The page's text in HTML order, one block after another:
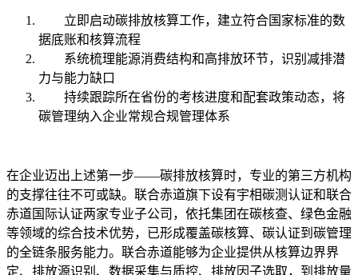
立即启动碳排放核算工作，建立符合国家标准的数
据底账和核算流程
系统梳理能源消费结构和高排放环节，识别减排潜
力与能力缺口
持续跟踪所在省份的考核进度和配套政策动态，将
碳管理纳入企业常规合规管理体系
在企业迈出上述第一步——碳排放核算时，专业的第三方机构
的支撑往往不可或缺。联合赤道旗下设有宇相碳测认证和联合
赤道国际认证两家专业子公司，依托集团在碳核查、绿色金融
等领域的综合技术优势，已形成覆盖碳核算、碳认证到碳管理
的全链条服务能力。联合赤道能够为企业提供从核算边界界
定、排放源识别、数据采集与质控、排放因子选取，到排放量